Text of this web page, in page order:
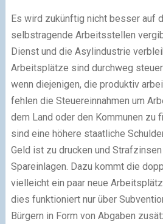
Es wird zukünftig nicht besser auf
selbstragende Arbeitsstellen
Dienst und die Asylindustrie
Arbeitsplätze sind durchweg
wenn diejenigen, die produktiv
fehlen die Steuereinnahmen um
dem Land oder den Kommunen zu
sind eine höhere staatliche
Geld ist zu drucken und
Spareinlagen. Dazu kommt die
vielleicht ein paar neue
dies funktioniert nur über
Bürgern in Form von Abgaben